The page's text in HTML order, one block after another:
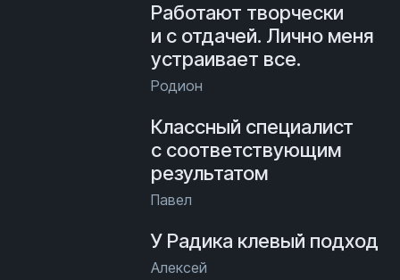
Работают творчески
и с отдачей. Лично меня
устраивает все.
Родион
Классный специалист
с соответствующим
результатом
Павел
У Радика клевый подход
Алексей